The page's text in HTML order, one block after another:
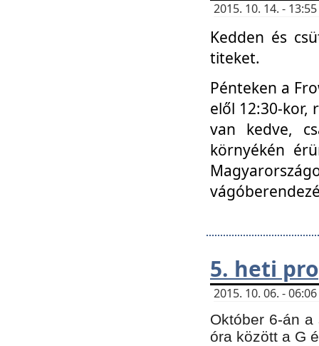
2015. 10. 14. -
Kedden és
titeket.
Pénteken a
elől 12:30-kor,
van kedve,
környékén
5. heti
2015. 10. 06. -
Október 6-án
óra között a G